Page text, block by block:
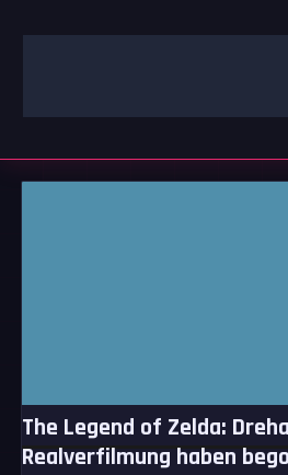
Inhalt
The Legend of Zelda:
Realverfilmung haben